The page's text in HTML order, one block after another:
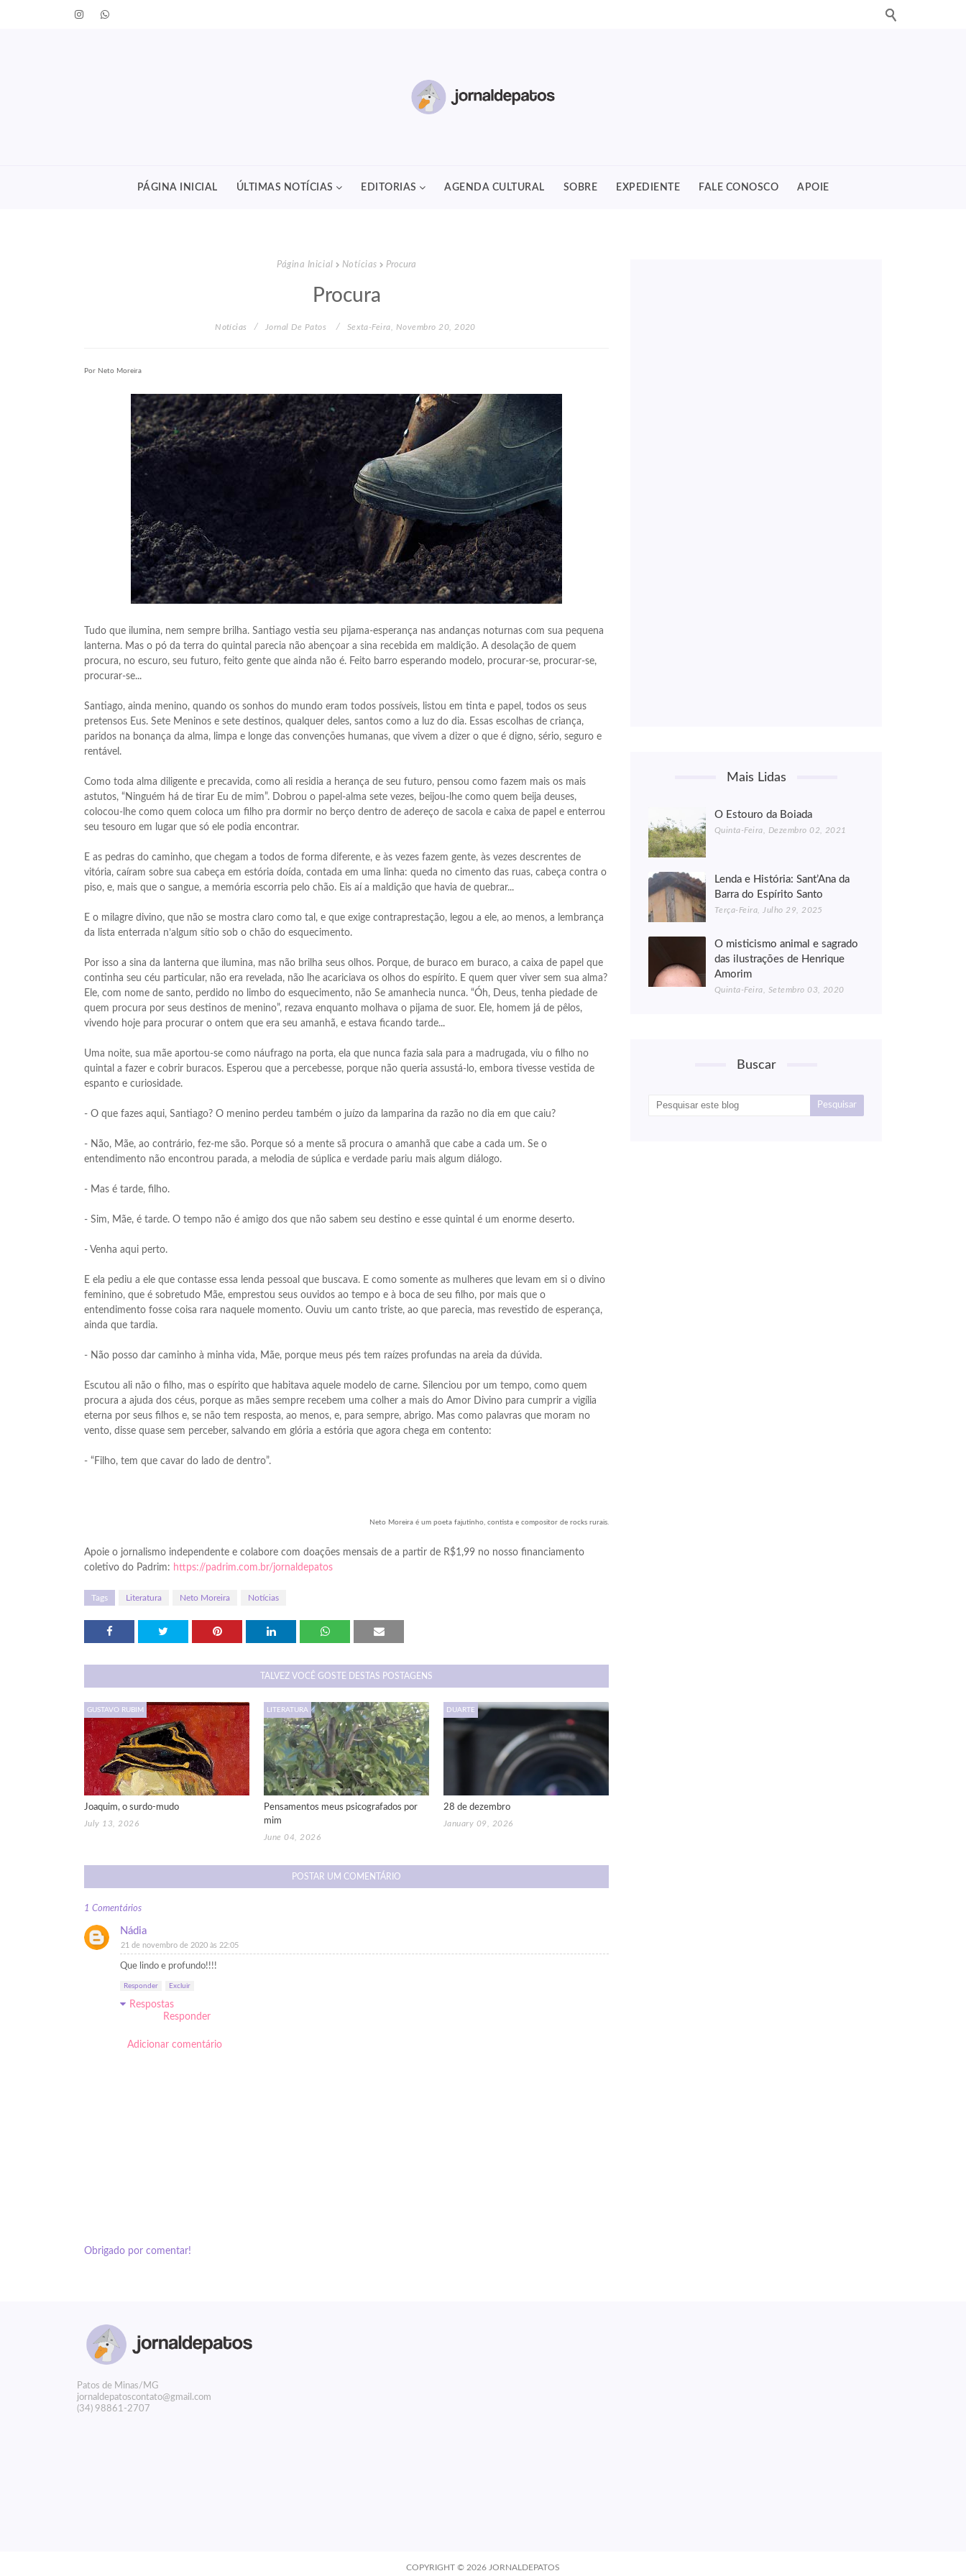
PÁGINA INICIAL ÚLTIMAS NOTÍCIAS EDITORIAS AGENDA CULTURAL SOBRE EXPEDIENTE FALE CONOSCO APOIE
Página Inicial Notícias Procura
Procura
Notícias Jornal De Patos Sexta-Feira, Novembro 20, 2020
Por Neto Moreira
Tudo que ilumina, nem sempre brilha. Santiago vestia seu pijama-esperança nas andanças noturnas com sua pequena
lanterna. Mas o pó da terra do quintal parecia não abençoar a sina recebida em maldição. A desolação de quem
procura, no escuro, seu futuro, feito gente que ainda não é. Feito barro esperando modelo, procurar-se, procurar-se,
procurar-se...
Santiago, ainda menino, quando os sonhos do mundo eram todos possíveis, listou em tinta e papel, todos os seus
pretensos Eus. Sete Meninos e sete destinos, qualquer deles, santos como a luz do dia. Essas escolhas de criança,
paridos na bonança da alma, limpa e longe das convenções humanas, que vivem a dizer o que é digno, sério, seguro e
rentável.
Como toda alma diligente e precavida, como ali residia a herança de seu futuro, pensou como fazem mais os mais
astutos, “Ninguém há de tirar Eu de mim”. Dobrou o papel-alma sete vezes, beijou-lhe como quem beija deuses,
colocou-lhe como quem coloca um filho pra dormir no berço dentro de adereço de sacola e caixa de papel e enterrou
seu tesouro em lugar que só ele podia encontrar.
E as pedras do caminho, que chegam a todos de forma diferente, e às vezes fazem gente, às vezes descrentes de
vitória, caíram sobre sua cabeça em estória doída, contada em uma linha: queda no cimento das ruas, cabeça contra o
piso, e, mais que o sangue, a memória escorria pelo chão. Eis aí a maldição que havia de quebrar...
E o milagre divino, que não se mostra claro como tal, e que exige contraprestação, legou a ele, ao menos, a lembrança
da lista enterrada n’algum sítio sob o chão do esquecimento.
Por isso a sina da lanterna que ilumina, mas não brilha seus olhos. Porque, de buraco em buraco, a caixa de papel que
continha seu céu particular, não era revelada, não lhe acariciava os olhos do espírito. E quem quer viver sem sua alma?
Ele, com nome de santo, perdido no limbo do esquecimento, não Se amanhecia nunca. “Óh, Deus, tenha piedade de
quem procura por seus destinos de menino”, rezava enquanto molhava o pijama de suor. Ele, homem já de pêlos,
vivendo hoje para procurar o ontem que era seu amanhã, e estava ficando tarde...
Uma noite, sua mãe aportou-se como náufrago na porta, ela que nunca fazia sala para a madrugada, viu o filho no
quintal a fazer e cobrir buracos. Esperou que a percebesse, porque não queria assustá-lo, embora tivesse vestida de
espanto e curiosidade.
- O que fazes aqui, Santiago? O menino perdeu também o juízo da lamparina da razão no dia em que caiu?
- Não, Mãe, ao contrário, fez-me são. Porque só a mente sã procura o amanhã que cabe a cada um. Se o
entendimento não encontrou parada, a melodia de súplica e verdade pariu mais algum diálogo.
- Mas é tarde, filho.
- Sim, Mãe, é tarde. O tempo não é amigo dos que não sabem seu destino e esse quintal é um enorme deserto.
- Venha aqui perto.
E ela pediu a ele que contasse essa lenda pessoal que buscava. E como somente as mulheres que levam em si o divino
feminino, que é sobretudo Mãe, emprestou seus ouvidos ao tempo e à boca de seu filho, por mais que o
entendimento fosse coisa rara naquele momento. Ouviu um canto triste, ao que parecia, mas revestido de esperança,
ainda que tardia.
- Não posso dar caminho à minha vida, Mãe, porque meus pés tem raízes profundas na areia da dúvida.
Escutou ali não o filho, mas o espírito que habitava aquele modelo de carne. Silenciou por um tempo, como quem
procura a ajuda dos céus, porque as mães sempre recebem uma colher a mais do Amor Divino para cumprir a vigília
eterna por seus filhos e, se não tem resposta, ao menos, e, para sempre, abrigo. Mas como palavras que moram no
vento, disse quase sem perceber, salvando em glória a estória que agora chega em contento:
- “Filho, tem que cavar do lado de dentro”.
Neto Moreira é um poeta fajutinho, contista e compositor de rocks rurais.
Apoie o jornalismo independente e colabore com doações mensais de a partir de R$1,99 no nosso financiamento
coletivo do Padrim: https://padrim.com.br/jornaldepatos
Tags Literatura Neto Moreira Notícias
TALVEZ VOCÊ GOSTE DESTAS POSTAGENS
GUSTAVO RUBIM
Joaquim, o surdo-mudo
July 13, 2026
LITERATURA
Pensamentos meus psicografados por
mim
June 04, 2026
DUARTE
28 de dezembro
January 09, 2026
POSTAR UM COMENTÁRIO
1 Comentários
Nádia
21 de novembro de 2020 às 22:05
Que lindo e profundo!!!!
Responder Excluir
Respostas
Responder
Adicionar comentário
Obrigado por comentar!
Mais Lidas
O Estouro da Boiada
Quinta-Feira, Dezembro 02, 2021
Lenda e História: Sant’Ana da
Barra do Espírito Santo
Terça-Feira, Julho 29, 2025
O misticismo animal e sagrado
das ilustrações de Henrique
Amorim
Quinta-Feira, Setembro 03, 2020
Buscar
Patos de Minas/MG
jornaldepatoscontato@gmail.com
(34) 98861-2707
COPYRIGHT © 2026 JORNALDEPATOS